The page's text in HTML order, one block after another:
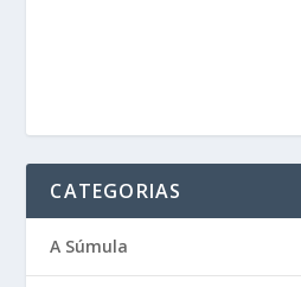
CATEGORIAS
A Súmula